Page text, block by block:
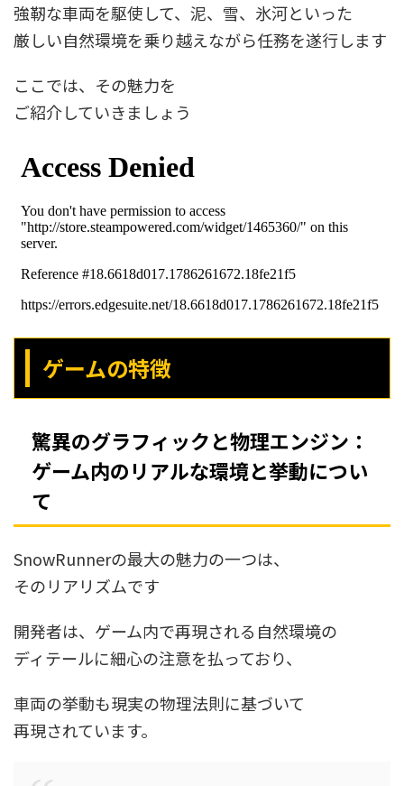
強靭な車両を駆使して、泥、雪、氷河といった
厳しい自然環境を乗り越えながら任務を遂行します
ここでは、その魅力を
ご紹介していきましょう
ゲームの特徴
驚異のグラフィックと物理エンジン：
ゲーム内のリアルな環境と挙動につい
て
SnowRunnerの最大の魅力の一つは、
そのリアリズムです
開発者は、ゲーム内で再現される自然環境の
ディテールに細心の注意を払っており、
車両の挙動も現実の物理法則に基づいて
再現されています。